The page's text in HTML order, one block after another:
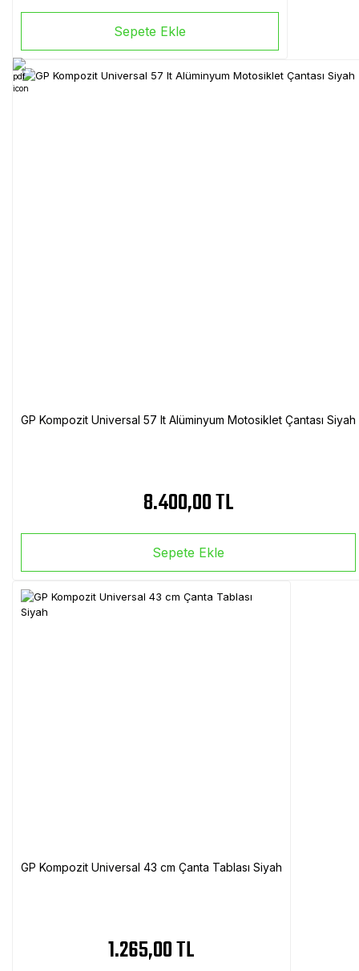
Sepete Ekle
GP Kompozit Universal 57 lt Alüminyum Motosiklet Çantası Siyah
8.400,00 TL
Sepete Ekle
GP Kompozit Universal 43 cm Çanta Tablası Siyah
1.265,00 TL